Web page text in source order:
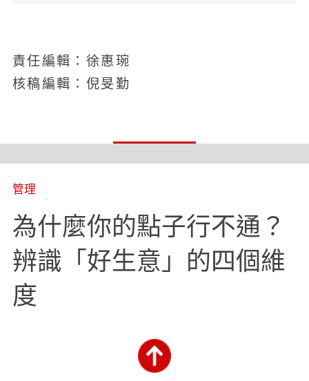
責任編輯：徐惠琬
核稿編輯：倪旻勤
管理
為什麼你的點子行不通？
辨識「好生意」的四個維
度